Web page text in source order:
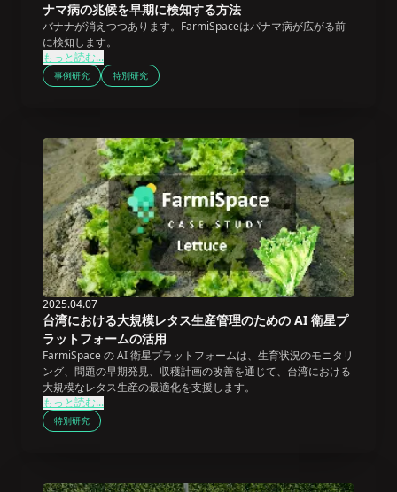
ナマ病の兆候を早期に検知する方法
バナナが消えつつあります。FarmiSpaceはパナマ病が広がる前
に検知します。
もっと読む...
事例研究 特別研究
2025.04.07
台湾における大規模レタス生産管理のための AI 衛星プ
ラットフォームの活用
FarmiSpace の AI 衛星プラットフォームは、生育状況のモニタリ
ング、問題の早期発見、収穫計画の改善を通じて、台湾における
大規模なレタス生産の最適化を支援します。
もっと読む...
特別研究